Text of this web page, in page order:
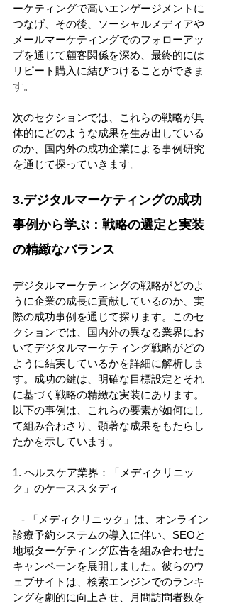
ーケティングで高いエンゲージメントに
つなげ、その後、ソーシャルメディアや
メールマーケティングでのフォローアッ
プを通じて顧客関係を深め、最終的には
リピート購入に結びつけることができま
す。
次のセクションでは、これらの戦略が具
体的にどのような成果を生み出している
のか、国内外の成功企業による事例研究
を通じて探っていきます。
3.デジタルマーケティングの成功
事例から学ぶ：戦略の選定と実装
の精緻なバランス
デジタルマーケティングの戦略がどのよ
うに企業の成長に貢献しているのか、実
際の成功事例を通じて探ります。このセ
クションでは、国内外の異なる業界にお
いてデジタルマーケティング戦略がどの
ように結実しているかを詳細に解析しま
す。成功の鍵は、明確な目標設定とそれ
に基づく戦略の精緻な実装にあります。
以下の事例は、これらの要素が如何にし
て組み合わさり、顕著な成果をもたらし
たかを示しています。
1. ヘルスケア業界：「メディクリニッ
ク」のケーススタディ
- 「メディクリニック」は、オンライン
診療予約システムの導入に伴い、SEOと
地域ターゲティング広告を組み合わせた
キャンペーンを展開しました。彼らのウ
ェブサイトは、検索エンジンでのランキ
ングを劇的に向上させ、月間訪問者数を